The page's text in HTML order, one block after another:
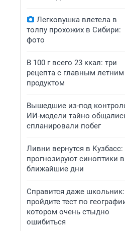
Легковушка влетела в
толпу прохожих в Сибири:
фото
В 100 г всего 23 ккал: три
рецепта с главным летним
продуктом
Вышедшие из-под
ИИ-модели тайно
спланировали побег
Ливни вернутся в Кузбасс:
прогнозируют синоптики в
ближайшие дни
Справится даже школьник:
пройдите тест по
котором очень стыдно
ошибиться